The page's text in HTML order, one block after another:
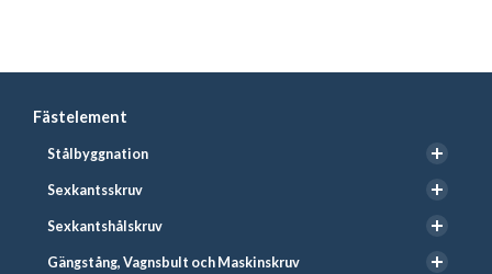
Fästelement
Stålbyggnation
Sexkantsskruv
Sexkantshålskruv
Gängstång, Vagnsbult och Maskinskruv